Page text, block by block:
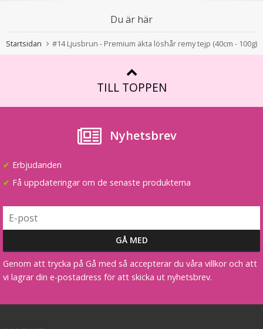
★ ★★★★
59 kr
LÄGG I VARUKORG
Du är här
Startsidan #14 Ljusbrun - Premium äkta löshår remy tejp (40cm - 100g)
TILL TOPPEN
Nyhetsbrev
✔ Erbjudanden
✔ Få uppdateringar om de senaste produkterna
Genom att trycka på Gå med så accepterar du våra villkor och att
vi lagrar din e-postadress för att skicka ut nyhetsbrev.